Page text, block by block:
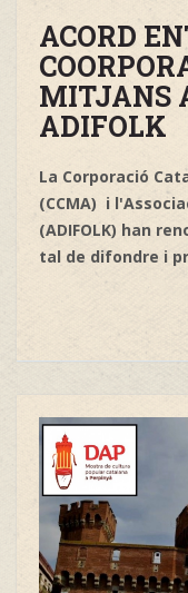
ACORD
MITJANS
ADIFOLK
La Corporació
(CCMA) i
(ADIFOLK) han
tal de difondre i